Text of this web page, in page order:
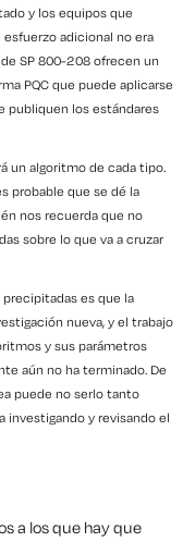
y los equipos que
adicional no era
SP 800-208 ofrecen un
PQC que puede aplicarse
publiquen los estándares
un algoritmo de cada tipo.
probable que se dé la
nos recuerda que no
sobre lo que va a cruzar
es que la
nueva, y el trabajo
y sus parámetros
aún no ha terminado. De
puede no serlo tanto
investigando y revisando el
a los que hay que